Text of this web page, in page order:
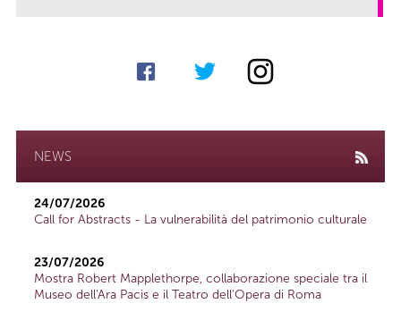
NEWS
24/07/2026
Call for Abstracts - La vulnerabilità del patrimonio culturale
23/07/2026
Mostra Robert Mapplethorpe, collaborazione speciale tra il
Museo dell'Ara Pacis e il Teatro dell'Opera di Roma